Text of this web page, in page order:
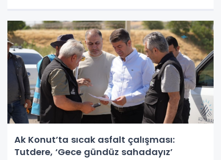
Ak Konut’ta sıcak asfalt çalışması:
Tutdere, ‘Gece gündüz sahadayız’